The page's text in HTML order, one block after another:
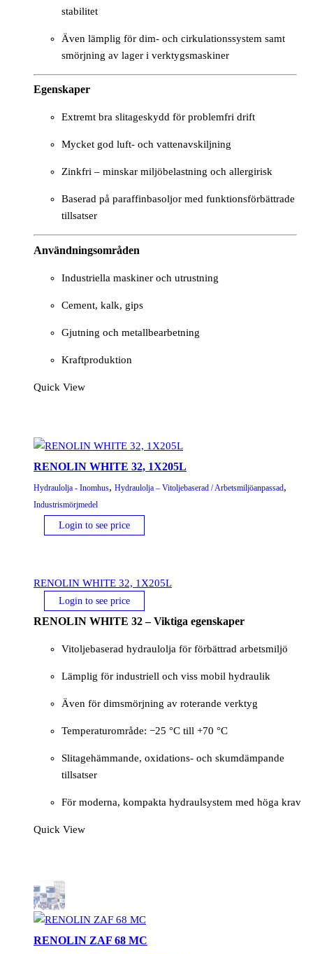
stabilitet
Även lämplig för dim- och cirkulationssystem samt
smörjning av lager i verktygsmaskiner
Egenskaper
Extremt bra slitageskydd för problemfri drift
Mycket god luft- och vattenavskiljning
Zinkfri – minskar miljöbelastning och allergirisk
Baserad på paraffinbasoljor med funktionsförbättrade
tillsatser
Användningsområden
Industriella maskiner och utrustning
Cement, kalk, gips
Gjutning och metallbearbetning
Kraftproduktion
Quick View
RENOLIN WHITE 32, 1X205L
Hydraulolja - Inomhus, Hydraulolja – Vitoljebaserad / Arbetsmiljöanpassad,
Industrismörjmedel
Login to see price
RENOLIN WHITE 32, 1X205L
Login to see price
RENOLIN WHITE 32 – Viktiga egenskaper
Vitoljebaserad hydraulolja för förbättrad arbetsmiljö
Lämplig för industriell och viss mobil hydraulik
Även för dimsmörjning av roterande verktyg
Temperaturområde: −25 °C till +70 °C
Slitagehämmande, oxidations- och skumdämpande
tillsatser
För moderna, kompakta hydraulsystem med höga krav
Quick View
RENOLIN ZAF 68 MC